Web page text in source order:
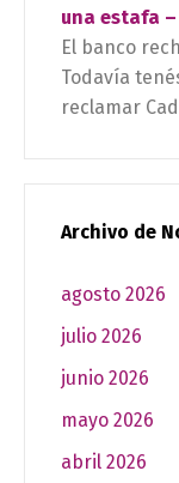
una estafa
El banco
Todavía
reclamar
Archivo de
agosto 2026
julio 2026
junio 2026
mayo 2026
abril 2026